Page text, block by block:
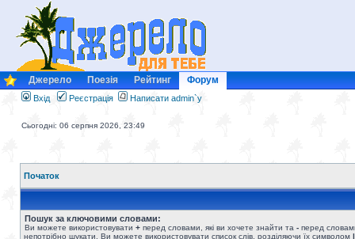
Джерело Поезія Рейтинг Форум
Вхід Реєстрація Написати admin`у
Сьогодні: 06 серпня 2026, 23:49
Початок
Пошук за ключовими словами:
Ви можете використовувати + перед словами, які ви хочете знайти та - перед
непотрібно шукати. Ви можете використовувати список слів, розділяючи їх символом |